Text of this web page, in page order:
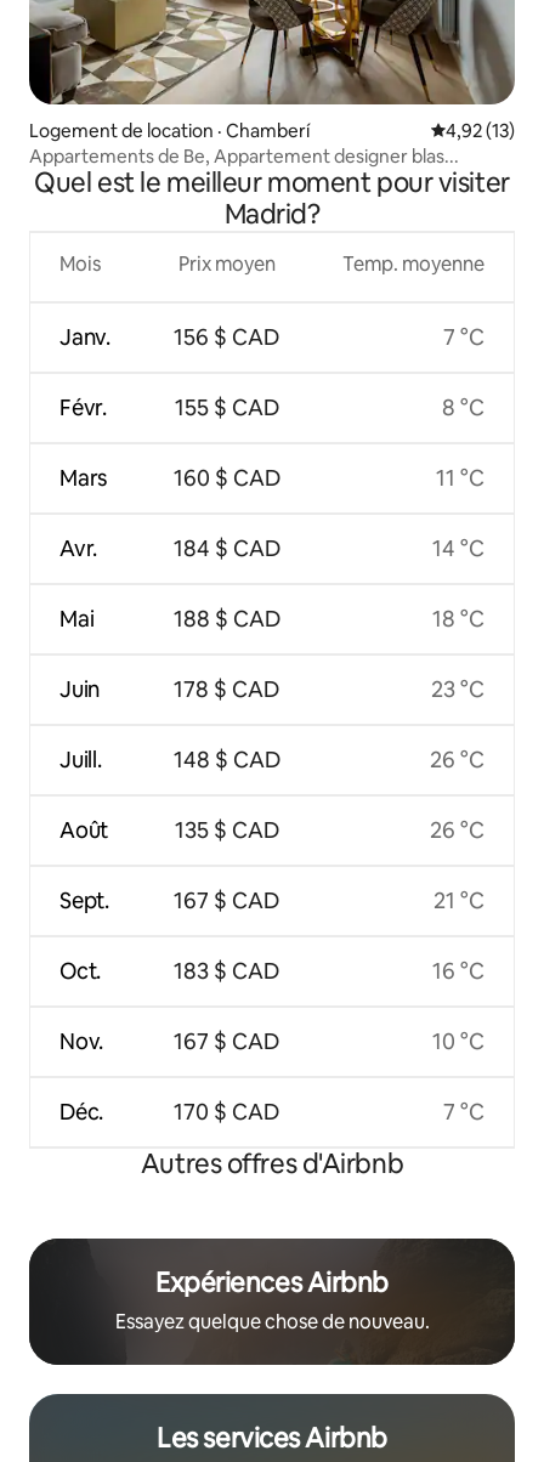
Logement de location · Chamberí Note
4,92 (13)
Appartements de Be, Appartement designer blas...
Quel est le meilleur moment pour visiter
Madrid?
Mois
Janv.
Févr.
Mars
Avr.
Mai
Juin
Juill.
Août
Sept.
Oct.
Nov.
Déc.
Prix moyen
156 $ CAD
155 $ CAD
160 $ CAD
184 $ CAD
188 $ CAD
178 $ CAD
148 $ CAD
135 $ CAD
167 $ CAD
183 $ CAD
167 $ CAD
170 $ CAD
Temp. moyenne
7 °C
8 °C
11 °C
14 °C
18 °C
23 °C
26 °C
26 °C
21 °C
16 °C
10 °C
7 °C
Autres offres d'Airbnb
Expériences Airbnb
Essayez quelque chose de nouveau.
Les services Airbnb